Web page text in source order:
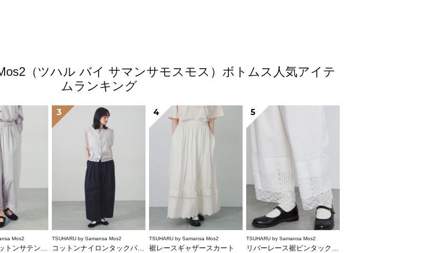
（ツハル バイ サマンサモスモス）ボトムス人気アイテ
ムランキング
Mos2
バテンレースパンツ
3
TSUHARU by Samansa Mos2
コットンナイロンタックパンツ
4
TSUHARU by Samansa Mos2
裾レースギャザースカート
5
TSUHARU by Samansa Mos2
リバーレース裾ピンタックペチパンツ